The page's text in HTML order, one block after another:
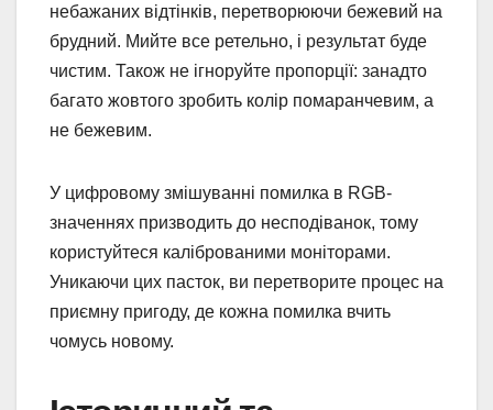
небажаних відтінків, перетворюючи бежевий на
брудний. Мийте все ретельно, і результат буде
чистим. Також не ігноруйте пропорції: занадто
багато жовтого зробить колір помаранчевим, а
не бежевим.
У цифровому змішуванні помилка в RGB-
значеннях призводить до несподіванок, тому
користуйтеся каліброваними моніторами.
Уникаючи цих пасток, ви перетворите процес на
приємну пригоду, де кожна помилка вчить
чомусь новому.